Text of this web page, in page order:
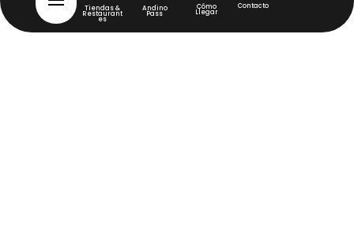
Tiendas &
Restaurant
es
Andino
Pass
Cómo
Llegar
Contacto